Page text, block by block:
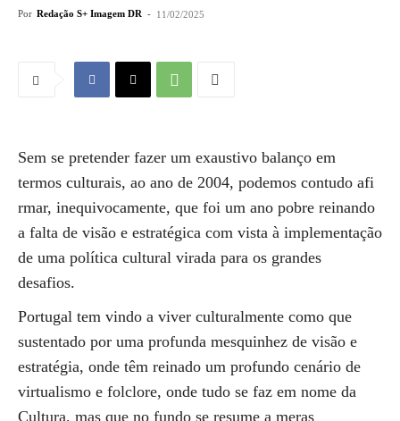
Por Redação S+ Imagem DR - 11/02/2025
Sem se pretender fazer um exaustivo balanço em
termos culturais, ao ano de 2004, podemos contudo afi
rmar, inequivocamente, que foi um ano pobre reinando
a falta de visão e estratégica com vista à implementação
de uma política cultural virada para os grandes
desafios.
Portugal tem vindo a viver culturalmente como que
sustentado por uma profunda mesquinhez de visão e
estratégia, onde têm reinado um profundo cenário de
virtualismo e folclore, onde tudo se faz em nome da
Cultura, mas que no fundo se resume a meras